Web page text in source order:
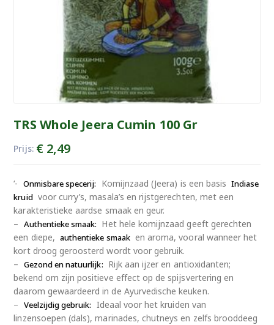
TRS Whole Jeera Cumin 100 Gr
Prijs: €2,49
‘- Onmisbare specerij: Komijnzaad (Jeera) is een basis Indiase
kruid voor curry’s, masala’s en rijstgerechten, met een
karakteristieke aardse smaak en geur.
– Authentieke smaak: Het hele komijnzaad geeft gerechten
een diepe, authentieke smaak en aroma, vooral wanneer het
kort droog geroosterd wordt voor gebruik.
– Gezond en natuurlijk: Rijk aan ijzer en antioxidanten;
bekend om zijn positieve effect op de spijsvertering en
daarom gewaardeerd in de Ayurvedische keuken.
– Veelzijdig gebruik: Ideaal voor het kruiden van
linzensoepen (dals), marinades, chutneys en zelfs brooddeeg